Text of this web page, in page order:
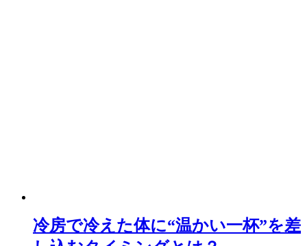
冷房で冷えた体に“温かい一杯”を差